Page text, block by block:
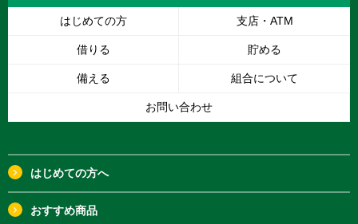
はじめての方 支店・ATM
借りる 貯める
備える 組合について
お問い合わせ
はじめての方へ
おすすめ商品